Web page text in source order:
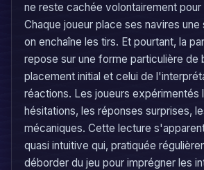
ne reste cachée volontairement
Chaque joueur place ses navires une
on enchaîne les tirs. Et pourtant, la
repose sur une forme particulière de
placement initial et celui de
réactions. Les joueurs expérimentés
hésitations, les réponses surprises,
mécaniques. Cette lecture
quasi intuitive qui, pratiquée
déborder du jeu pour imprégner les